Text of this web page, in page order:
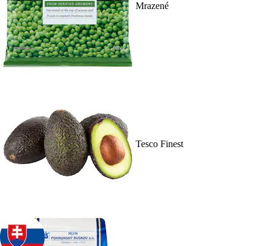
Mrazené
Tesco Finest